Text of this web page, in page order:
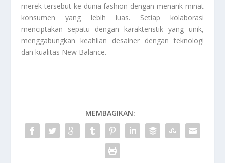
merek tersebut ke dunia fashion dengan menarik minat
konsumen yang lebih luas. Setiap kolaborasi
menciptakan sepatu dengan karakteristik yang unik,
menggabungkan keahlian desainer dengan teknologi
dan kualitas New Balance.
MEMBAGIKAN: